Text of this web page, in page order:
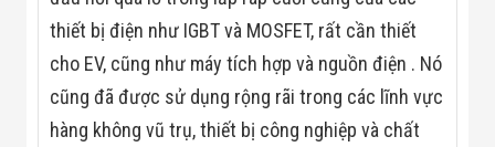
Bo Mạch Điện
Tử
Flycam
Robot Tự Hành
Robot AI
THIẾT BỊ KIỂM
thiết bị điện như IGBT và MOSFET, rất cần thiết
cho EV, cũng như máy tích hợp và nguồn điện . Nó
cũng đã được sử dụng rộng rãi trong các lĩnh vực
hàng không vũ trụ, thiết bị công nghiệp và chất